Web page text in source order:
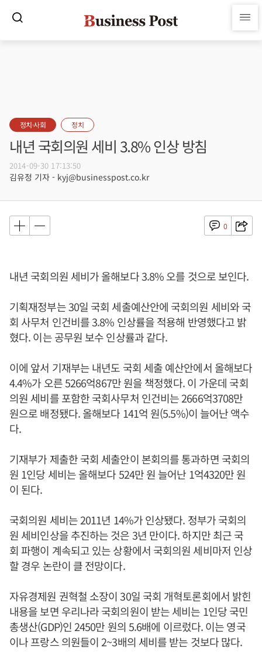
정치·사회 정치
내년 국회의원 세비 3.8% 인상 방침
2014-09-30 17:13:50
김유정 기자 - kyj@businesspost.co.kr
0
내년 국회의원 세비가 올해보다 3.8% 오를 것으로 보인다.
기획재정부는 30일 국회 세출예산안에 국회의원 세비와 국
회 사무처 인건비를 3.8% 인상률을 적용해 반영했다고 밝
혔다. 이는 공무원 보수 인상률과 같다.
이에 앞서 기재부는 내년도 국회 세출 예산안에서 올해보다
4.4%가 오른 5266억867만 원을 책정했다. 이 가운데 국회
의원 세비를 포함한 국회사무처 인건비는 2666억3708만
원으로 배정됐다. 올해보다 141억 원(5.5%)이 늘어난 액수
다.
기재부가 제출한 국회 세출안이 본회의를 통과하면 국회의
원 1인당 세비는 올해보다 524만 원 늘어난 1억4320만 원
이 된다.
국회의원 세비는 2011년 14%가 인상됐다. 정부가 국회의
원 세비인상을 추진하는 것은 3년 만이다. 하지만 최근 국
회 파행이 계속되고 있는 상황에서 국회의원 세비마저 인상
할 경우 논란이 클 전망이다.
자유경제원 권혁철 소장이 30일 국회 개혁토론회에서 밝힌
내용을 보면 우리나라 국회의원이 받는 세비는 1인당 국민
총생산(GDP)인 2450만 원의 5.6배에 이르렀다. 이는 영국
이나 프랑스 의원들이 2~3배의 세비를 받는 것보다 많다.